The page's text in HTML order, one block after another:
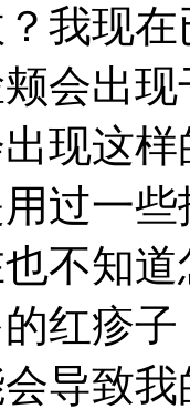
我现
会出
出现这
过一
不知
红疹
导致